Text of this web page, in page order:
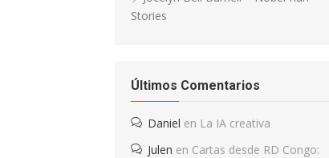
Stories
Últimos Comentarios
Daniel en La IA creativa
Julen en Cartas desde RD Congo: